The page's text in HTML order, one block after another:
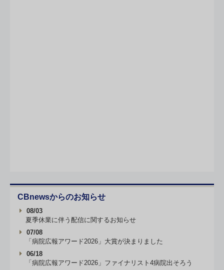
CBnewsからのお知らせ
08/03
夏季休業に伴う配信に関するお知らせ
07/08
「病院広報アワード2026」大賞が決まりました
06/18
「病院広報アワード2026」ファイナリスト4病院出そろう